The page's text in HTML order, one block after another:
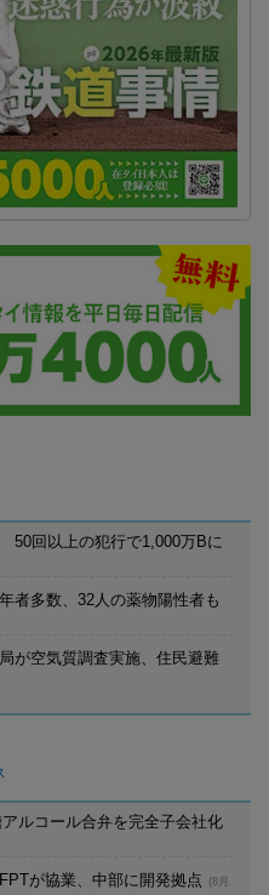
回以上の犯行で1,000万Bに
者多数、32人の薬物陽性者も
が空気質調査実施、住民避難
ルコール合弁を完全子会社化
が協業、中部に開発拠点
(8月